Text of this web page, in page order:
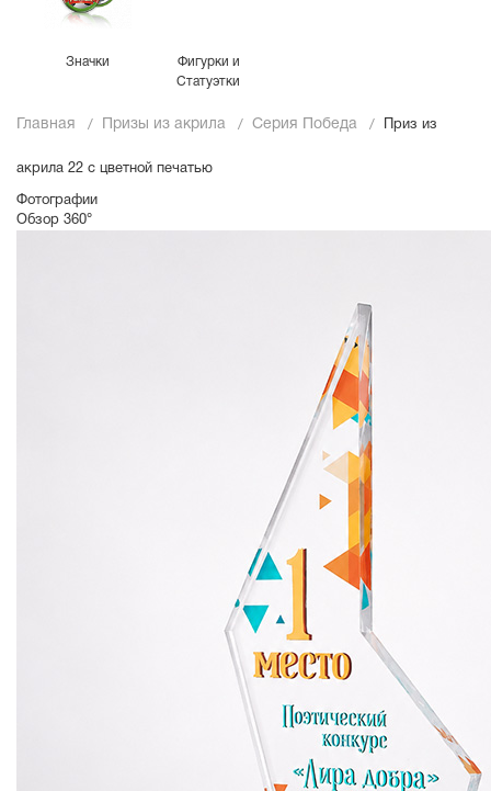
Значки
Фигурки и
Статуэтки
Главная Призы из акрила Серия Победа Приз из
акрила 22 с цветной печатью
Фотографии
Обзор 360°